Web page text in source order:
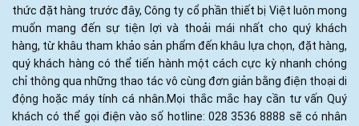
thức đặt hàng trước đây, Công ty cổ phần thiết bị Việt luôn mong
muốn mang đến sự tiện lợi và thoải mái nhất cho quý khách
hàng, từ khâu tham khảo sản phẩm đến khâu lựa chọn, đặt hàng,
quý khách hàng có thể tiến hành một cách cực kỳ nhanh chóng
chỉ thông qua những thao tác vô cùng đơn giản bằng điện thoại di
động hoặc máy tính cá nhân.Mọi thắc mắc hay cần tư vấn Quý
khách có thể gọi điện vào số hotline: 028 3536 8888 sẽ có nhân